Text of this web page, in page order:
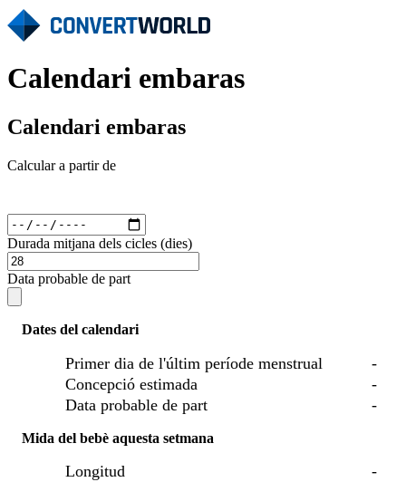
Calendari embaras
Calendari embaras
Calcular a partir de
Durada mitjana dels cicles (dies)
Data probable de part
Dates del calendari
Primer dia de l'últim període menstrual
-
Concepció estimada
-
Data probable de part
-
Mida del bebè aquesta setmana
Longitud
-